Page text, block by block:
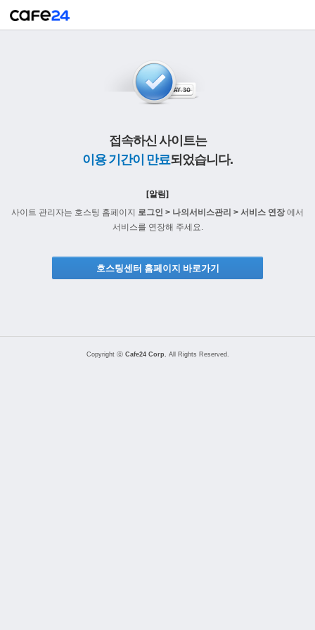
접속하신 사이트는
이용 기간이 만료되었습니다.
[알림]
사이트 관리자는 호스팅 홈페이지 로그인 > 나의서비스관리 > 서비스 연장에서
서비스를 연장해 주세요.
호스팅센터 홈페이지 바로가기
Copyright ⓒ Cafe24 Corp. All Rights Reserved.